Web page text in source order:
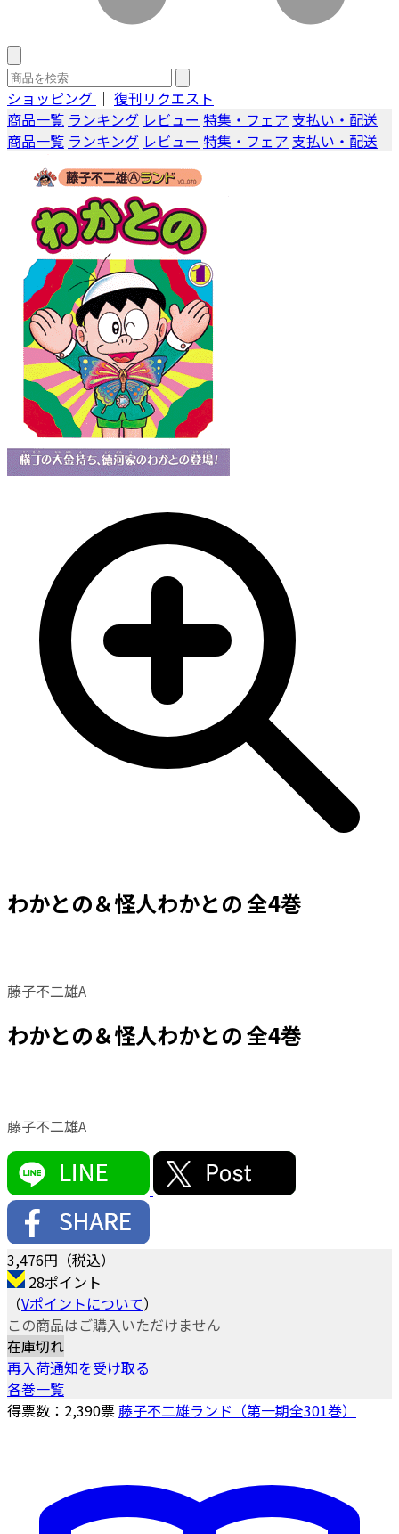
ショッピング ｜ 復刊リクエスト
商品一覧 ランキング レビュー 特集・フェア 支払い・配送
商品一覧 ランキング レビュー 特集・フェア 支払い・配送
わかとの＆怪人わかとの 全4巻
藤子不二雄A
わかとの＆怪人わかとの 全4巻
藤子不二雄A
3,476円（税込）
28ポイント
（Vポイントについて）
この商品はご購入いただけません
在庫切れ
再入荷通知を受け取る
各巻一覧
得票数： 2,390票藤子不二雄ランド（第一期全301巻）